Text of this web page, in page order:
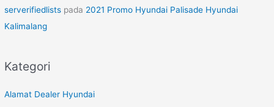
serverifiedlists pada 2021 Promo Hyundai Palisade Hyundai
Kalimalang
Kategori
Alamat Dealer Hyundai